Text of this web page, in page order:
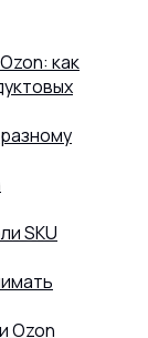
ВАМ?
как
SKU
Ozon